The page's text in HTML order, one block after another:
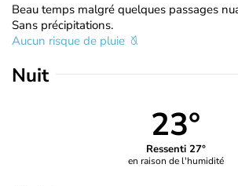
Beau temps malgré quelques passages
Sans précipitations.
Aucun risque de pluie
Nuit
23°
Ressenti 27°
en raison de l'humidité